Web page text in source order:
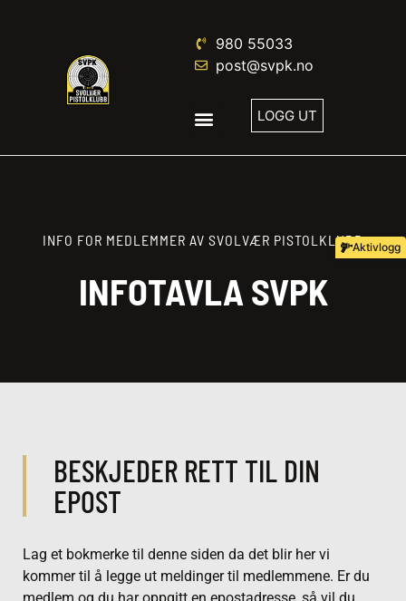
980 55033
post@svpk.no
LOGG UT
Aktivlogg
INFO FOR MEDLEMMER AV SVOLVÆR PISTOLKLUBB
INFOTAVLA SVPK
BESKJEDER RETT TIL DIN
EPOST
Lag et bokmerke til denne siden da det blir her vi
kommer til å legge ut meldinger til medlemmene. Er du